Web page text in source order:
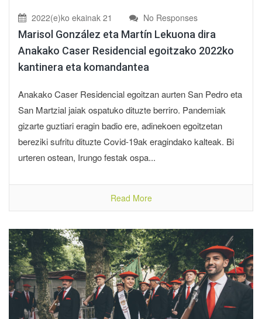
2022(e)ko ekainak 21 No Responses
Marisol González eta Martín Lekuona dira
Anakako Caser Residencial egoitzako 2022ko
kantinera eta komandantea
Anakako Caser Residencial egoitzan aurten San Pedro eta
San Martzial jaiak ospatuko dituzte berriro. Pandemiak
gizarte guztiari eragin badio ere, adinekoen egoitzetan
bereziki sufritu dituzte Covid-19ak eragindako kalteak. Bi
urteren ostean, Irungo festak ospa...
Read More